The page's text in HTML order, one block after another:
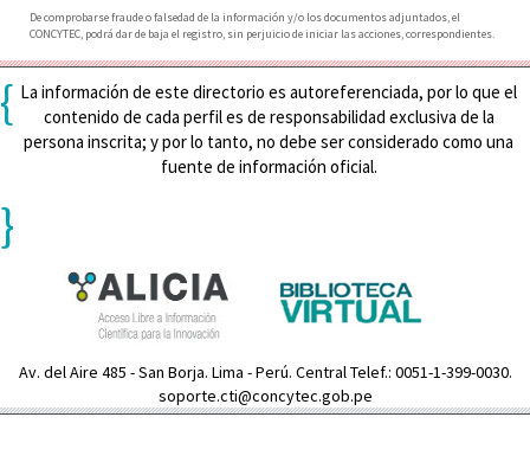
De comprobarse fraude o falsedad de la información y/o los documentos adjuntados, el
CONCYTEC, podrá dar de baja el registro, sin perjuicio de iniciar las acciones, correspondientes.
{ La información de este directorio es autoreferenciada, por lo que el
contenido de cada perfil es de responsabilidad exclusiva de la
persona inscrita; y por lo tanto, no debe ser considerado como una
fuente de información oficial.
}
Av. del Aire 485 - San Borja. Lima - Perú. Central Telef.: 0051-1-399-0030.
soporte.cti@concytec.gob.pe